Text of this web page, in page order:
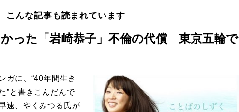
こんな記事も読まれています
った「岩崎恭子」不倫の代償 東京五輪で
ガに、“40年間生き
”と書きこんだんで
速、やくみつる氏が